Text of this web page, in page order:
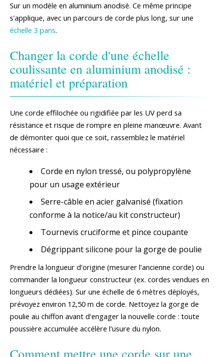
Sur un modèle en aluminium anodisé. Ce même principe
s'applique, avec un parcours de corde plus long, sur une
échelle 3 pans.
Changer la corde d'une échelle
coulissante en aluminium anodisé :
matériel et préparation
Une corde effilochée ou rigidifiée par les UV perd sa
résistance et risque de rompre en pleine manœuvre. Avant
de démonter quoi que ce soit, rassemblez le matériel
nécessaire :
Corde en nylon tressé, ou polypropylène
pour un usage extérieur
Serre-câble en acier galvanisé (fixation
conforme à la notice/au kit constructeur)
Tournevis cruciforme et pince coupante
Dégrippant silicone pour la gorge de poulie
Prendre la longueur d’origine (mesurer l’ancienne corde) ou
commander la longueur constructeur (ex. cordes vendues en
longueurs dédiées). Sur une échelle de 6 mètres déployés,
prévoyez environ 12,50 m de corde. Nettoyez la gorge de
poulie au chiffon avant d'engager la nouvelle corde : toute
poussière accumulée accélère l'usure du nylon.
Comment mettre une corde sur une